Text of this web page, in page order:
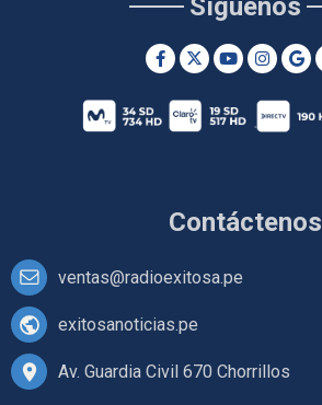
Contáctenos
ventas@radioexitosa.pe
exitosanoticias.pe
Av. Guardia Civil 670 Chorrillos
Síguenos